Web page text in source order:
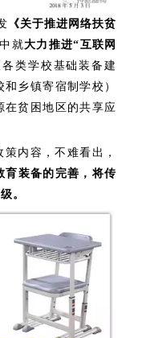
《关于推进网络扶贫
就大力推进“互联网
类学校基础装备建
乡镇寄宿制学校）
在贫困地区的共享应
内容，不难看出，
育装备的完善，将传
。